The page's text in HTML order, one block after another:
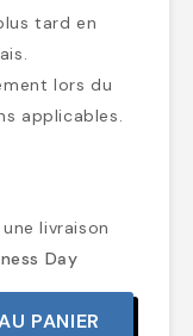
tard en
lors du
applicables.
livraison
Day
PANIER